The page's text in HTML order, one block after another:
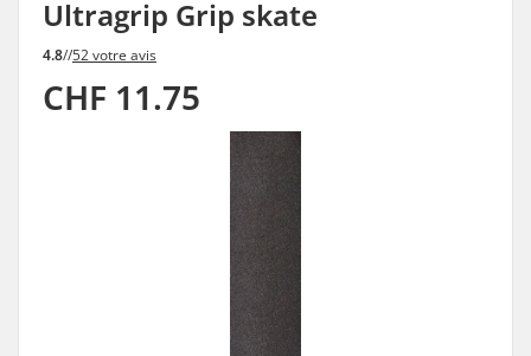
Ultragrip Grip skate
4.8//52 votre avis
CHF 11.75